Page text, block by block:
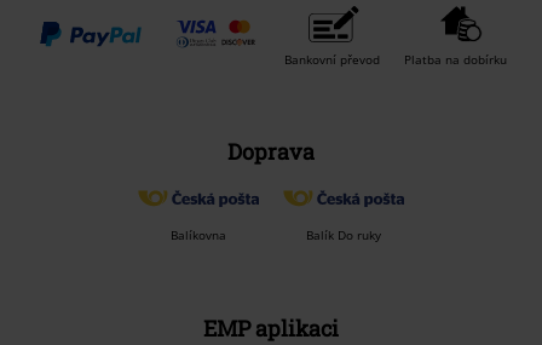
Bankovní převod Platba na dobírku
Doprava
Balíkovna Balík Do ruky
EMP aplikaci